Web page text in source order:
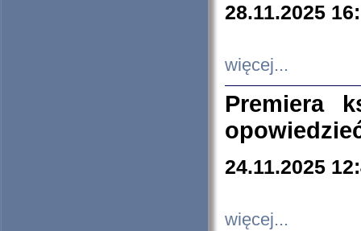
28.11.2025
więcej...
Premiera
24.11.2025
więcej...